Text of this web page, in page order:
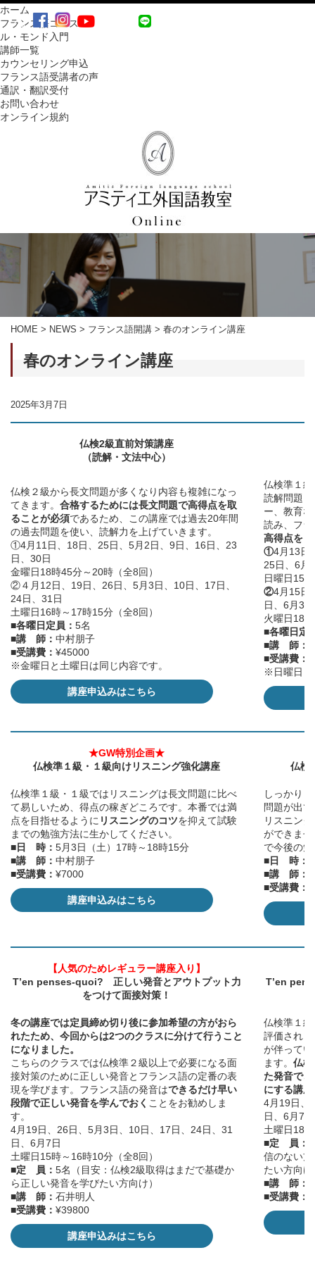
ホーム
フランス語コース
ル・モンド入門
講師一覧
カウンセリング申込
フランス語受講者の声
通訳・翻訳受付
お問い合わせ
オンライン規約
HOME > NEWS > フランス語開講 > 春のオンライン講座
春のオンライン講座
2025年3月7日
仏検2級直前対策講座
（読解・文法中心）
仏検２級から長文問題が多くなり内容も複雑になっ
てきます。 合格するためには長文問題で高得点を取
ることが必須であるため、この講座では過去20年間
の過去問題を使い、読解力を上げていきます。
①4月11日、18日、25日、5月2日、9日、16日、23
日、30日
金曜日18時45分～20時（全8回）
②４月12日、19日、26日、5月3日、10日、17日、
24日、31日
土曜日16時～17時15分（全8回）
■各曜日定員： 5名
■講 師： 中村朋子
■受講費： ¥45000
※金曜日と土曜日は同じ内容です。
講座申込みはこちら
仏検準１
読解問題
ー、教育
読み、フ
高得点を
①4月13日
25日、6月
日曜日15
②4月15日
日、6月3日
火曜日18
■各曜日定
■講 師：
■受講費：
※日曜日と
★GW特別企画★
仏検準１級・１級向けリスニング強化講座
仏検準１級・１級ではリスニングは長文問題に比べ
て易しいため、得点の稼ぎどころです。本番では満
点を目指せるように リスニングのコツを抑えて試験
までの勉強方法に生かしてください。
■日 時： 5月3日（土）17時～18時15分
■講 師： 中村朋子
■受講費： ¥7000
講座申込みはこちら
仏検
しっかり
問題が出
リスニン
ができま
で今後の
■日 時：
■講 師：
■受講費：
【人気のためレギュラー講座入り】
T’en penses-quoi? 正しい発音とアウトプット力
をつけて面接対策！
冬の講座では定員締め切り後に参加希望の方がおら
れたため、今回からは2つのクラスに分けて行うこと
になりました。
こちらのクラスでは仏検準２級以上で必要になる面
接対策のために正しい発音とフランス語の定番の表
現を学びます。フランス語の発音はできるだけ早い
段階で正しい発音を学んでおく ことをお勧めしま
す。
4月19日、26日、5月3日、10日、17日、24日、31
日、6月7日
土曜日15時～16時10分（全8回）
■定 員： 5名（目安：仏検2級取得はまだで基礎か
ら正しい発音を学びたい方向け）
■講 師： 石井明人
■受講費： ¥39800
講座申込みはこちら
T’en
仏検準１
評価され
が伴って
ます。 仏検
た発音で
にする講
4月19日、
日、6月7日
土曜日18
■定 員：
信のない
たい方向け
■講 師：
■受講費：